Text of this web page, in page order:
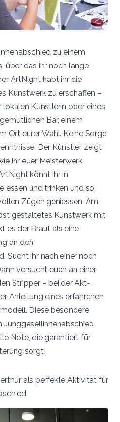
zu einem
über das ihr noch lange
ArtNight habt ihr die
Kunstwerk zu erschaffen –
Künstlerin oder eines
Bar, einem
Ort eurer Wahl. Keine Sorge,
Der Künstler zeigt
ihr euer Meisterwerk
könnt ihr in
essen und trinken und so
Zügen geniessen. Am
gestaltetes Kunstwerk mit
es der Braut als eine
an den
Sucht ihr nach einer noch
versucht euch an einer
Stripper – bei der Akt-
Anleitung eines erfahrenen
Diese besondere
Junggesellinnenabschied
Note, die garantiert für
sorgt!
als perfekte Aktivität für